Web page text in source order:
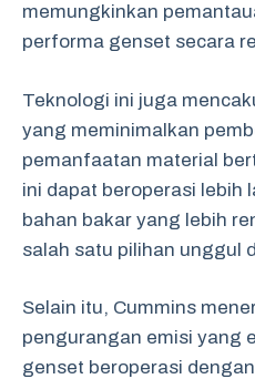
memungkinkan
performa genset secara
Teknologi ini juga
yang meminimalkan
pemanfaatan material
ini dapat beroperasi lebih
bahan bakar yang lebih
salah satu pilihan unggul
Selain itu, Cummins
pengurangan emisi yang
genset beroperasi